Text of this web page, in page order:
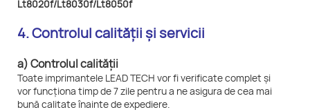
4. Controlul calității și servicii
a) Controlul calității
Toate imprimantele LEAD TECH vor fi verificate complet și
vor funcționa timp de 7 zile pentru a ne asigura de cea mai
bună calitate înainte de expediere.